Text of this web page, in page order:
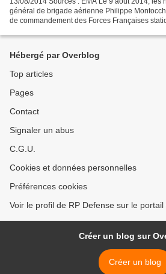
général de brigade aérienne Philippe
de commandement des Forces Françaises
Hébergé par Overblog
Top articles
Pages
Contact
Signaler un abus
C.G.U.
Cookies et données personnelles
Préférences cookies
Voir le profil de RP Defense sur le portail
Créer un blog sur
Créer un blog